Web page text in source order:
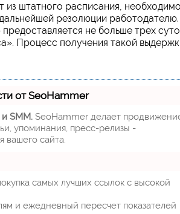
штатного расписания, необходимо
резолюции
не больше трех
Процесс получения такой
от SeoHammer
и SMM. SeoHammer делает
упоминания, пресс-релизы -
вашего сайта.
самых лучших ссылок с высокой
и ежедневный пересчет показателей